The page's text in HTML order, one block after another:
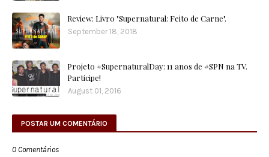
Review: Livro "Supernatural: Feito de Carne".
September 18, 2018
Projeto #SupernaturalDay: 11 anos de #SPN na TV.
Participe!
August 01, 2016
POSTAR UM COMENTÁRIO
0 Comentários